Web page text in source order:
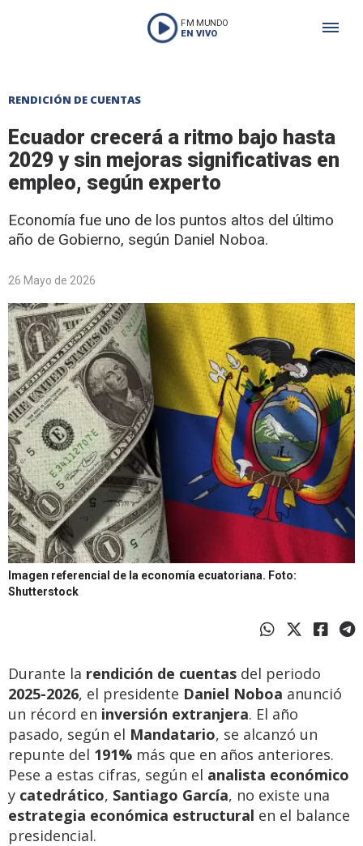
FM MUNDO
EN VIVO
RENDICIÓN DE CUENTAS
Ecuador crecerá a ritmo bajo hasta
2029 y sin mejoras significativas en
empleo, según experto
Economía fue uno de los puntos altos del último
año de Gobierno, según Daniel Noboa.
26 Mayo de 2026
Imagen referencial de la economía ecuatoriana. Foto:
Shutterstock
Durante la rendición de cuentas del periodo
2025-2026, el presidente Daniel Noboa anunció
un récord en inversión extranjera. El año
pasado, según el Mandatario, se alcanzó un
repunte del 191% más que en años anteriores.
Pese a estas cifras, según el analista económico
y catedrático, Santiago García, no existe una
estrategia económica estructural en el balance
presidencial.